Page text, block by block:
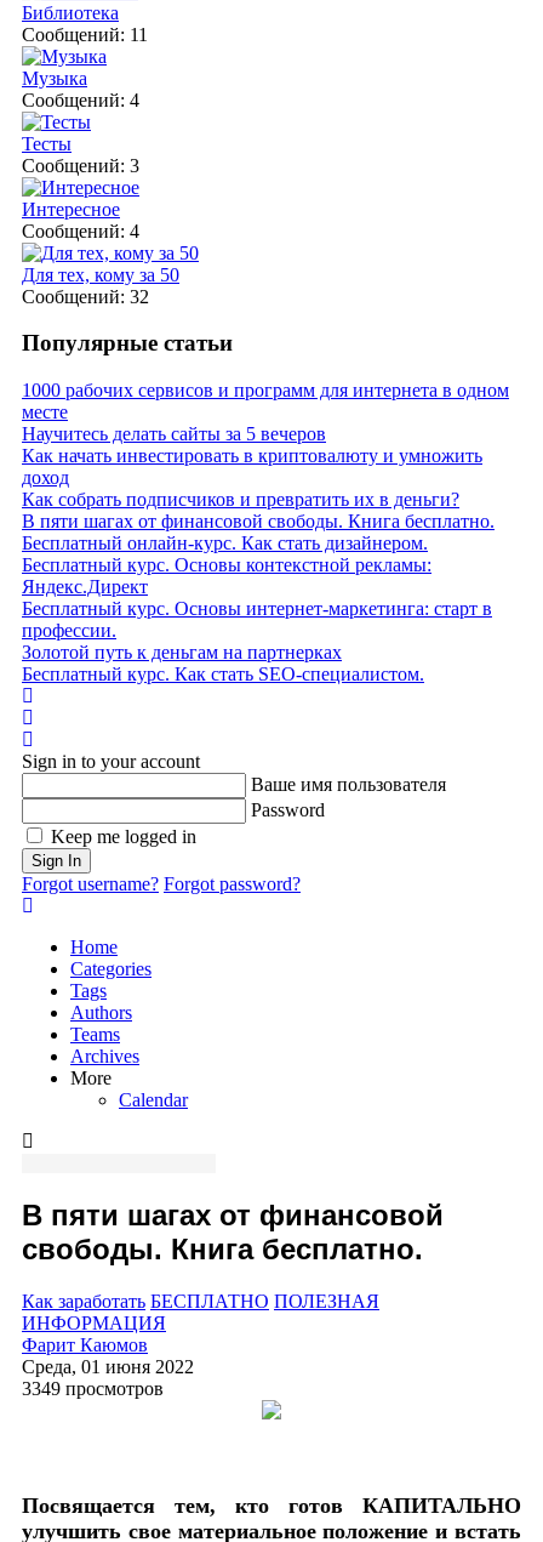
Библиотека
Сообщений: 11
Музыка
Сообщений: 4
Тесты
Сообщений: 3
Интересное
Сообщений: 4
Для тех, кому за 50
Сообщений: 32
Популярные статьи
1000 рабочих сервисов и программ для интернета в одном
месте
Научитесь делать сайты за 5 вечеров
Как начать инвестировать в криптовалюту и умножить
доход
Как собрать подписчиков и превратить их в деньги?
В пяти шагах от финансовой свободы. Книга бесплатно.
Бесплатный онлайн-курс. Как стать дизайнером.
Бесплатный курс. Основы контекстной рекламы:
Яндекс.Директ
Бесплатный курс. Основы интернет-маркетинга: старт в
профессии.
Золотой путь к деньгам на партнерках
Бесплатный курс. Как стать SEO‑специалистом.
Sign in to your account
Ваше имя пользователя
Password
Keep me logged in
Sign In
Forgot username? Forgot password?
Home
Categories
Tags
Authors
Teams
Archives
More
Calendar
В пяти шагах от финансовой
свободы. Книга бесплатно.
Как заработать БЕСПЛАТНО ПОЛЕЗНАЯ
ИНФОРМАЦИЯ
Фарит Каюмов
Среда, 01 июня 2022
3349 просмотров
Посвящается тем, кто готов КАПИТАЛЬНО
улучшить свое материальное положение и встать